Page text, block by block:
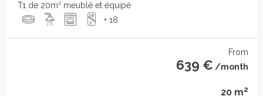
T1 de 20m² meublé et équipé
+ 18
From
639 € /month
20 m2